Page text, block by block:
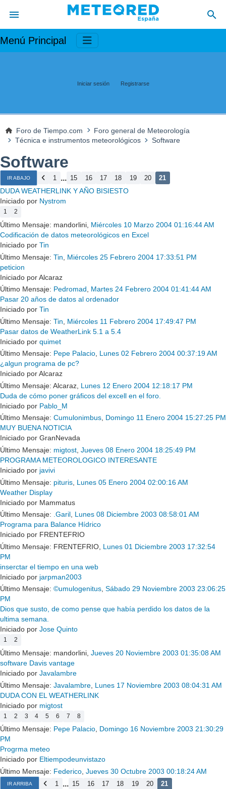
Menú Principal
Iniciar sesión Registrarse
Foro de Tiempo.com
Foro general de Meteorología
Técnica e instrumentos meteorológicos
Software
Software
IR ABAJO 1 ... 15 16 17 18 19 20 21
DUDA WEATHERLINK Y AÑO BISIESTO
Iniciado por Nystrom
1 2
Último Mensaje: mandorlini, Miércoles 10 Marzo 2004 01:16:44 AM
Codificación de datos meteorológicos en Excel
Iniciado por Tin
Último Mensaje: Tin
Miércoles 25 Febrero 2004 17:33:51 PM
peticion
Iniciado por Alcaraz
Último Mensaje: Pedromad
Martes 24 Febrero 2004 01:41:44 AM
Pasar 20 años de datos al ordenador
Iniciado por Tin
Último Mensaje: Tin
Miércoles 11 Febrero 2004 17:49:47 PM
Pasar datos de WeatherLink 5.1 a 5.4
Iniciado por quimet
Último Mensaje: Pepe Palacio, Lunes 02 Febrero 2004 00:37:19 AM
¿algun programa de pc?
Iniciado por Alcaraz
Último Mensaje: Alcaraz, Lunes 12 Enero 2004 12:18:17 PM
Duda de cómo poner gráficos del excell en el foro.
Iniciado por Pablo_M
Último Mensaje: Cumulonimbus, Domingo 11 Enero 2004 15:27:25 PM
MUY BUENA NOTICIA
Iniciado por GranNevada
Último Mensaje: migtost Jueves 08 Enero 2004 18:25:49 PM
PROGRAMA METEOROLOGICO INTERESANTE
Iniciado por javivi
Último Mensaje: pituris Lunes 05 Enero 2004 02:00:16 AM
Weather Display
Iniciado por Mammatus
Último Mensaje: .Garil, Lunes 08 Diciembre 2003 08:58:01 AM
Programa para Balance Hídrico
Iniciado por FRENTEFRIO
Último Mensaje: FRENTEFRIO, Lunes 01 Diciembre 2003 17:32:54
PM
inserctar el tiempo en una web
Iniciado por jarpman2003
Último Mensaje: ©umulogenitus, Sábado 29 Noviembre 2003 23:06:25
PM
Dios que susto, de como pense que había perdido los datos de la
ultima semana.
Iniciado por Jose Quinto
1 2
Último Mensaje: mandorlini, Jueves 20 Noviembre 2003 01:35:08 AM
software Davis vantage
Iniciado por Javalambre
Último Mensaje: Javalambre Lunes 17 Noviembre 2003 08:04:31 AM
DUDA CON EL WEATHERLINK
Iniciado por migtost
1 2 3 4 5 6 7 8
Último Mensaje: Pepe Palacio, Domingo 16 Noviembre 2003 21:30:29
PM
Progrma meteo
Iniciado por Eltiempodeunvistazo
Último Mensaje: Federico Jueves 30 Octubre 2003 00:18:24 AM
IR ARRIBA 1 ... 15 16 17 18 19 20 21